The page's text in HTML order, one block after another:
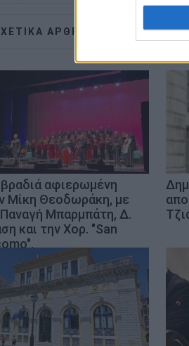
AΡΘΡΑ
αφιερωμένη
Μίκη Θεοδωράκη, με
Μπαρμπάτη, Δ.
και την Χορ. "San